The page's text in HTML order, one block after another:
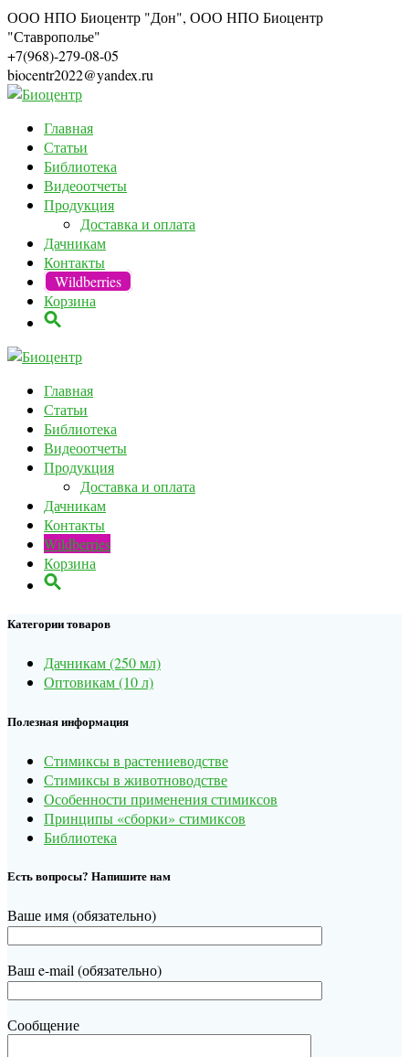
ООО НПО Биоцентр "Дон", ООО НПО Биоцентр
"Ставрополье"
+7(968)-279-08-05
biocentr2022@yandex.ru
Главная
Статьи
Библиотека
Видеоотчеты
Продукция
Доставка и оплата
Дачникам
Контакты
Wildberries
Корзина
Главная
Статьи
Библиотека
Видеоотчеты
Продукция
Доставка и оплата
Дачникам
Контакты
Wildberries
Корзина
Категории товаров
Дачникам (250 мл)
Оптовикам (10 л)
Полезная информация
Стимиксы в растениеводстве
Стимиксы в животноводстве
Особенности применения стимиксов
Принципы «сборки» стимиксов
Библиотека
Есть вопросы? Напишите нам
Ваше имя (обязательно)
Ваш e-mail (обязательно)
Сообщение